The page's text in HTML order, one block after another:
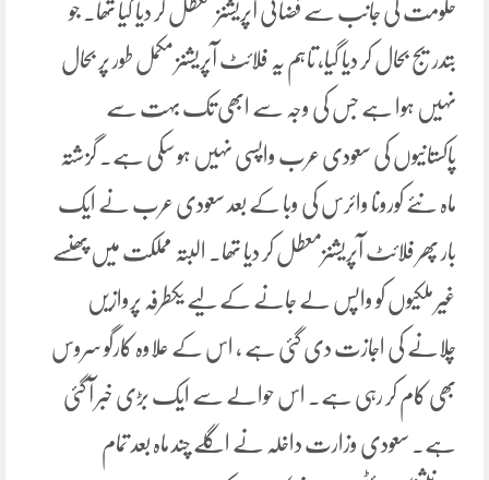
حکومت کی جانب سے فضائی آپریشنز معطل کر دیا گیا تھا۔ جو
بتدریج بحال کر دیا گیا، تاہم یہ فلائٹ آپریشنز مکمل طور پر بحال
نہیں ہوا ہے جس کی وجہ سے ابھی تک بہت سے
پاکستانیوں کی سعودی عرب واپسی نہیں ہو سکی ہے۔ گزشتہ
ماہ نئے کورونا وائرس کی وبا کے بعد سعودی عرب نے ایک
بار پھر فلائٹ آپریشنزمعطل کر دیا تھا۔ البتہ مملکت میں پھنسے
غیر ملکیوں کو واپس لے جانے کے لیے یکطرفہ پروازیں
چلانے کی اجازت دی گئی ہے ، اس کے علاوہ کارگو سروس
بھی کام کر رہی ہے۔ اس حوالے سے ایک بڑی خبر آ گئی
ہے۔ سعودی وزارت داخلہ نے اگلے چند ماہ بعد تمام